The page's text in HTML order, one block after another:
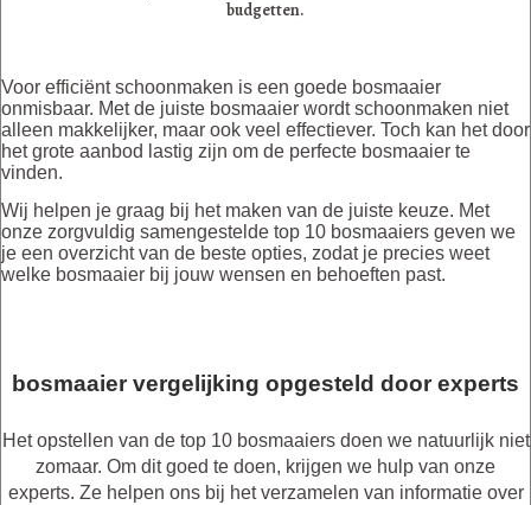
budgetten.
Voor efficiënt schoonmaken is een goede bosmaaier
onmisbaar. Met de juiste bosmaaier wordt schoonmaken niet
alleen makkelijker, maar ook veel effectiever. Toch kan het door
het grote aanbod lastig zijn om de perfecte bosmaaier te
vinden.
Wij helpen je graag bij het maken van de juiste keuze. Met
onze zorgvuldig samengestelde top 10 bosmaaiers geven we
je een overzicht van de beste opties, zodat je precies weet
welke bosmaaier bij jouw wensen en behoeften past.
bosmaaier vergelijking opgesteld door experts
Het opstellen van de top 10 bosmaaiers doen we natuurlijk niet
zomaar. Om dit goed te doen, krijgen we hulp van onze
experts. Ze helpen ons bij het verzamelen van informatie over